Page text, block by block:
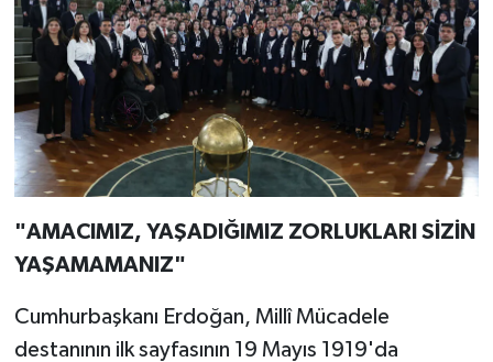
"AMACIMIZ, YAŞADIĞIMIZ ZORLUKLARI SİZİN
YAŞAMAMANIZ"
Cumhurbaşkanı Erdoğan, Millî Mücadele
destanının ilk sayfasının 19 Mayıs 1919'da